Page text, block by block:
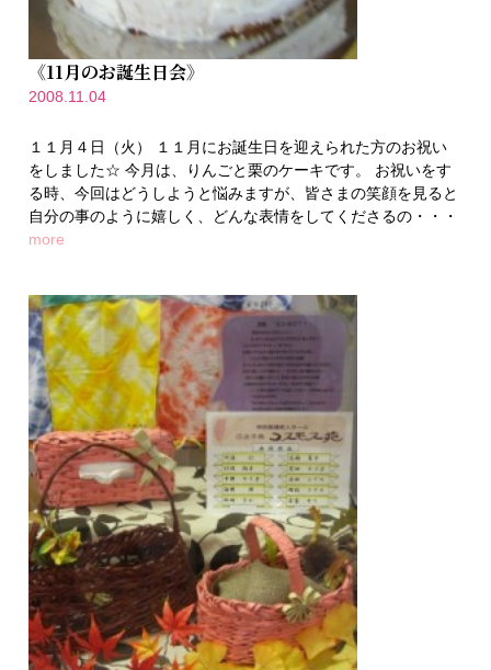
《11月のお誕生日会》
2008.11.04
１１月４日（火） １１月にお誕生日を迎えられた方のお祝い
をしました☆ 今月は、りんごと栗のケーキです。 お祝いをす
る時、今回はどうしようと悩みますが、皆さまの笑顔を見ると
自分の事のように嬉しく、どんな表情をしてくださるの・・・
more